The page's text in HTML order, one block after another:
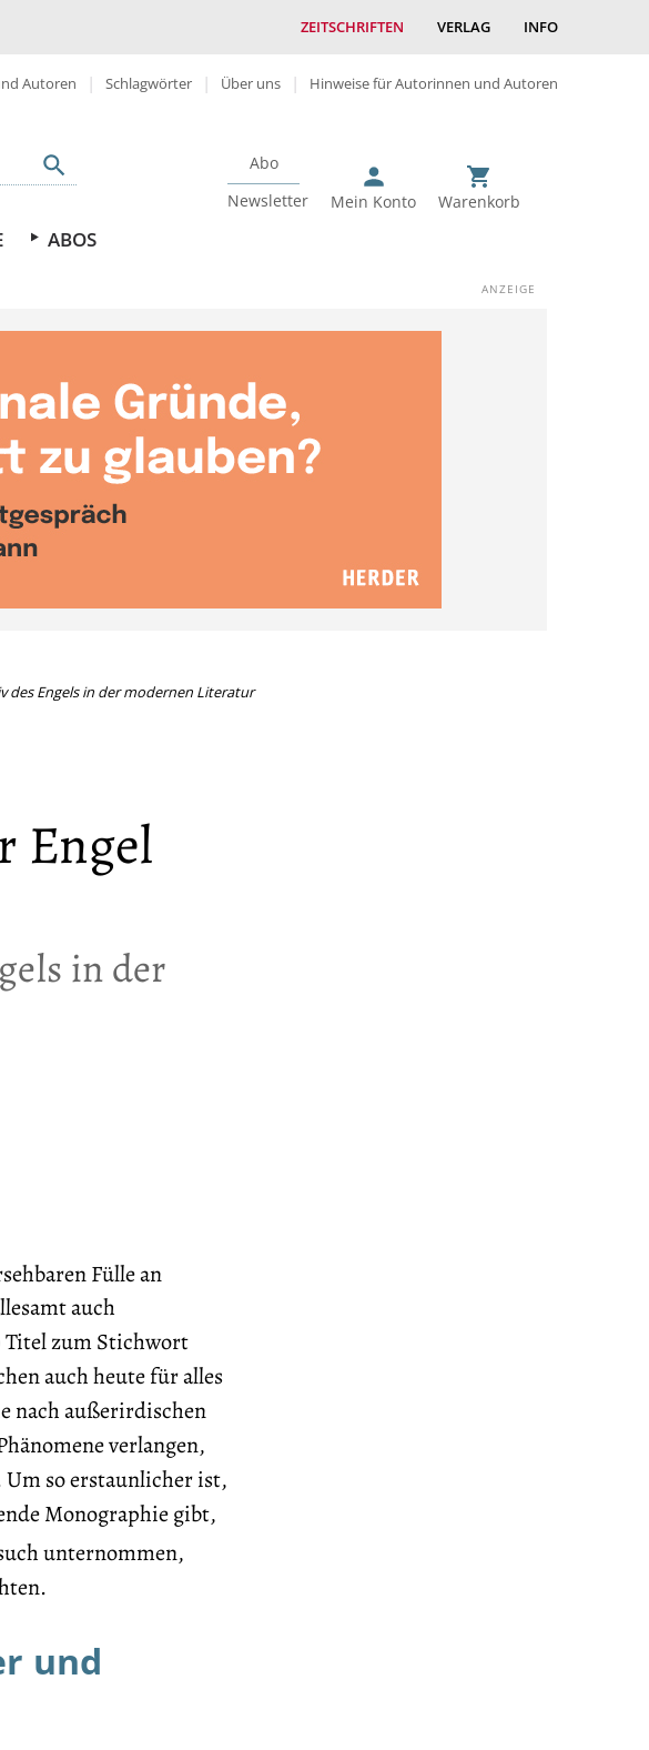
ZEITSCHRIFTEN VERLAG INFO
Autoren Schlagwörter Über uns Hinweise für Autorinnen und Autoren
Abo
Newsletter
Mein Konto Warenkorb
ABOS
des Engels in der modernen Literatur
Engel
in der
Fülle an
auch
Titel zum Stichwort
auch heute für alles
nach außerirdischen
verlangen,
Um so erstaunlicher ist,
Monographie gibt,
unternommen,
und